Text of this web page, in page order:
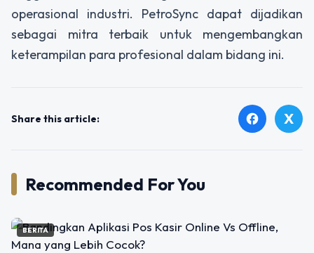
operasional industri. PetroSync dapat dijadikan
sebagai mitra terbaik untuk mengembangkan
keterampilan para profesional dalam bidang ini.
Share this article: facebook X
Recommended For You
BERITA